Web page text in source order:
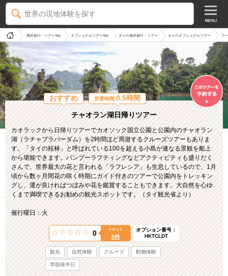
世界の現地体験を探す
海外旅行・ツアーTop オプショナルツアーTop タイの海外旅行・ツアー タイのオプショナルツアー プ
チャオラン湖日帰りツアー
カオラックから日帰りツアーでカオソック国立公園と公園内のチャオラン
湖（ラチャプラパーダム）を2時間ほど周遊するクルーズツアーもありま
す。「タイの桂林」と呼ばれている100を超える小島が連なる景観を船上
から堪能できます。バンブーラフティングなどアクティビティも盛りだく
さんで、世界最大の花と言われる「ラフレシア」も生息しているので、1月
頃から数ヶ月間花の咲く時期にガイド付きのツアーで公園内をトレッキン
グし、運が良ければつぼみや花を鑑賞することもできます。大自然を心ゆ
くまで満喫できるお勧めの観光スポットです。（タイ観光省より）
催行曜日：火
0 クチコミ
0件
オプション番号：
HKTCLDT
観光 自然体験 クルーズ 動物体験
早朝発半日
おすすめ 所要時間:0.5時間